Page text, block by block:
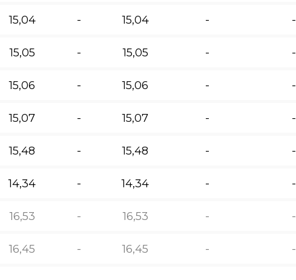
15,04 - 15,04 - -
15,05 - 15,05 - -
15,06 - 15,06 - -
15,07 - 15,07 - -
15,48 - 15,48 - -
14,34 - 14,34 - -
16,53 - 16,53 - -
16,45 - 16,45 - -